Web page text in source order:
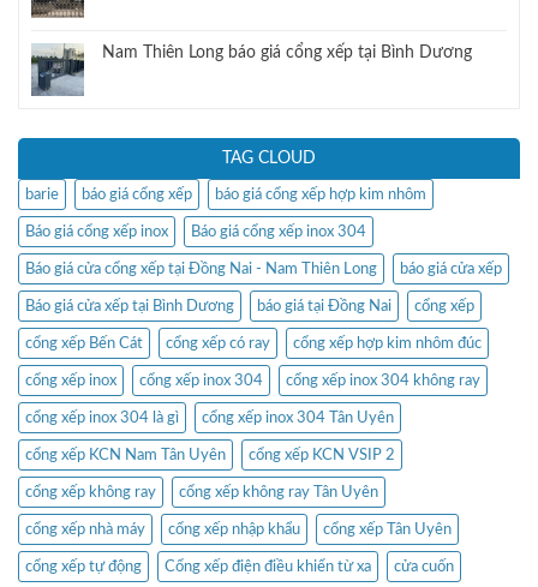
Nam Thiên Long báo giá cổng xếp tại Bình Dương
TAG CLOUD
barie báo giá cổng xếp báo giá cổng xếp hợp kim nhôm
Báo giá cổng xếp inox Báo giá cổng xếp inox 304
Báo giá cửa cổng xếp tại Đồng Nai - Nam Thiên Long báo giá cửa xếp
Báo giá cửa xếp tại Bình Dương báo giá tại Đồng Nai cổng xếp
cổng xếp Bến Cát cổng xếp có ray cổng xếp hợp kim nhôm đúc
cổng xếp inox cổng xếp inox 304 cổng xếp inox 304 không ray
cổng xếp inox 304 là gì cổng xếp inox 304 Tân Uyên
cổng xếp KCN Nam Tân Uyên cổng xếp KCN VSIP 2
cổng xếp không ray cổng xếp không ray Tân Uyên
cổng xếp nhà máy cổng xếp nhập khẩu cổng xếp Tân Uyên
cổng xếp tự động Cổng xếp điện điều khiển từ xa cửa cuốn